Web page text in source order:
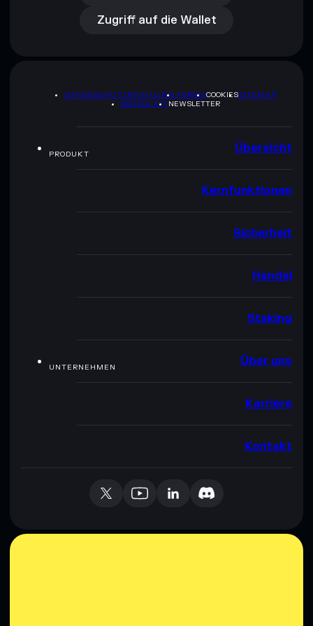
Zugriff auf die Wallet
DATENSCHUTZRICHTLINIETERMSCOOKIESSITEMAP
BRAND-KITNEWSLETTER
PRODUKT Übersicht
Kernfunktionen
Sicherheit
Handel
Staking
UNTERNEHMEN Über uns
Karriere
Kontakt